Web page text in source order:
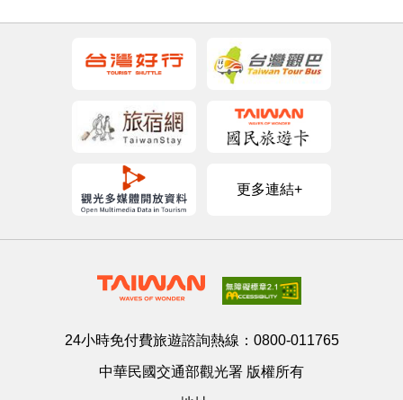
更多連結+
24小時免付費旅遊諮詢熱線： 0800-011765
中華民國交通部觀光署 版權所有